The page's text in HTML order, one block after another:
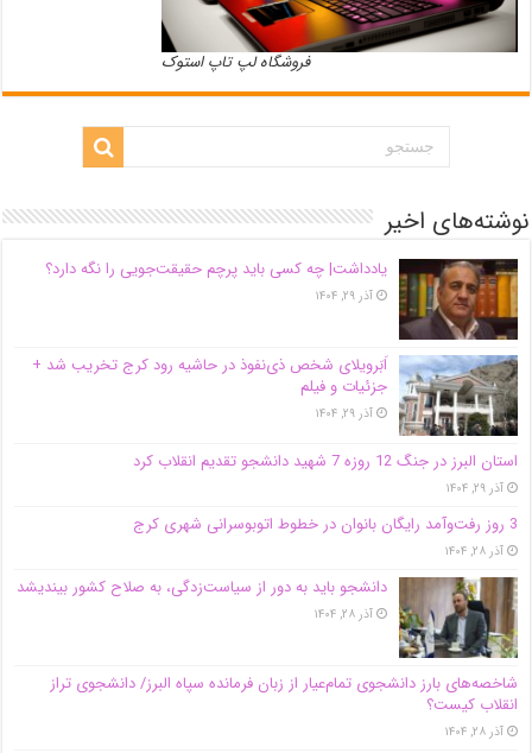
فروشگاه لپ تاپ استوک
نوشته‌های اخیر
یادداشت| ‌چه کسی باید پرچم حقیقت‌جویی را نگه دارد؟
آذر ۲۹, ۱۴۰۴
اَبَر‌ویلای شخص ذی‌نفوذ در حاشیه‌ رود کرج تخریب شد +
جزئیات و فیلم
آذر ۲۹, ۱۴۰۴
استان البرز در جنگ 12 روزه 7 شهید دانشجو تقدیم انقلاب کرد
آذر ۲۹, ۱۴۰۴
3 روز رفت‌وآمد رایگان بانوان در خطوط اتوبوسرانی شهری کرج
آذر ۲۸, ۱۴۰۴
دانشجو باید به دور از سیاست‌زدگی، به صلاح کشور بیندیشد
آذر ۲۸, ۱۴۰۴
شاخصه‌های بارز دانشجوی تمام‌عیار از زبان فرمانده سپاه البرز/ دانشجوی تراز
انقلاب کیست؟
آذر ۲۸, ۱۴۰۴